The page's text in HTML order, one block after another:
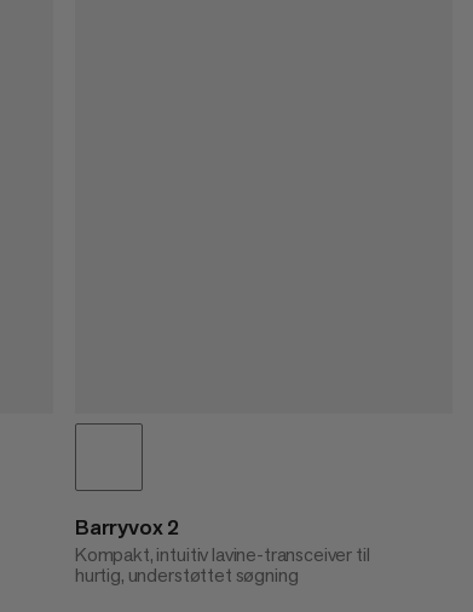
Barryvox 2
Kompakt, intuitiv lavine-transceiver til
hurtig, understøttet søgning